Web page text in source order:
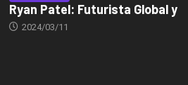
Ryan Patel: Futurista Global y
2024/03/11